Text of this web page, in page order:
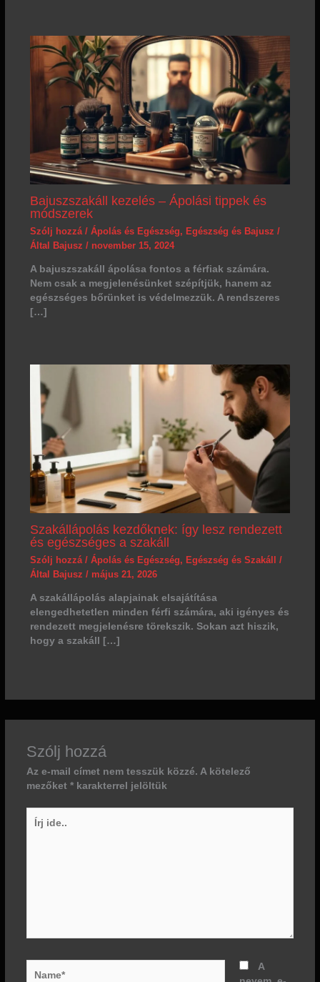
Bajuszszakáll kezelés – Ápolási tippek és
módszerek
Szólj hozzá / Ápolás és Egészség, Egészség és Bajusz /
Által Bajusz / november 15, 2024
A bajuszszakáll ápolása fontos a férfiak számára.
Nem csak a megjelenésünket szépítjük, hanem az
egészséges bőrünket is védelmezzük. A rendszeres
[…]
Szakállápolás kezdőknek: így lesz rendezett
és egészséges a szakáll
Szólj hozzá / Ápolás és Egészség, Egészség és Szakáll
/
Által Bajusz / május 21, 2026
A szakállápolás alapjainak elsajátítása
elengedhetetlen minden férfi számára, aki igényes és
rendezett megjelenésre törekszik. Sokan azt hiszik,
hogy a szakáll […]
Szólj hozzá
Az e-mail címet nem tesszük közzé. A kötelező
mezőket *karakterrel jelöltük
ide..
A